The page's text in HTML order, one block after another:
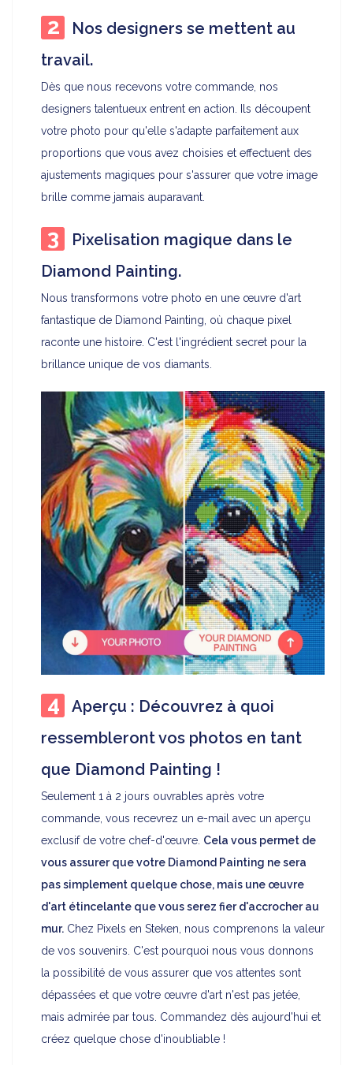
Nos designers se mettent au
travail.
Dès que nous recevons votre commande, nos
designers talentueux entrent en action. Ils découpent
votre photo pour qu'elle s'adapte parfaitement aux
proportions que vous avez choisies et effectuent des
ajustements magiques pour s'assurer que votre image
brille comme jamais auparavant.
Pixelisation magique dans le
Diamond Painting.
Nous transformons votre photo en une œuvre d'art
fantastique de Diamond Painting, où chaque pixel
raconte une histoire. C'est l'ingrédient secret pour la
brillance unique de vos diamants.
Aperçu : Découvrez à quoi
ressembleront vos photos en tant
que Diamond Painting !
Seulement 1 à 2 jours ouvrables après votre
commande, vous recevrez un e-mail avec un aperçu
exclusif de votre chef-d'œuvre. Cela vous permet de
vous assurer que votre Diamond Painting ne sera
pas simplement quelque chose, mais une œuvre
d'art étincelante que vous serez fier d'accrocher au
mur. Chez Pixels en Steken, nous comprenons la valeur
de vos souvenirs. C'est pourquoi nous vous donnons
la possibilité de vous assurer que vos attentes sont
dépassées et que votre œuvre d'art n'est pas jetée,
mais admirée par tous. Commandez dès aujourd'hui et
créez quelque chose d'inoubliable !